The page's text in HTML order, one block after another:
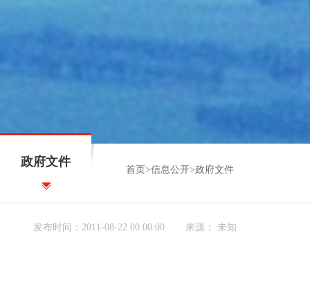
政府文件
首页 >信息公开>政府文件
发布时间：2011-08-22 00:00:00 来源： 未知